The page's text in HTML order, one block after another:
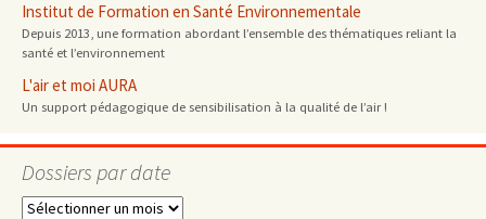
Institut de Formation en Santé Environnementale
Depuis 2013, une formation abordant l’ensemble des thématiques reliant la
santé et l’environnement
L'air et moi AURA
Un support pédagogique de sensibilisation à la qualité de l’air !
Dossiers par date
Dossiers